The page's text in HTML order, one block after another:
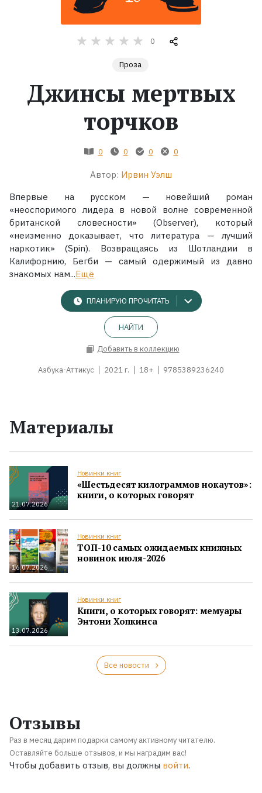
Экранизации
0
Проза
Джинсы мертвых
торчков
0 0 0 0
Автор: Ирвин Уэлш
Впервые на русском — новейший роман
«неоспоримого лидера в новой волне современной
британской словесности» (Observer), который
«неизменно доказывает, что литература — лучший
наркотик» (Spin). Возвращаясь из Шотландии в
Калифорнию, Бегби — самый одержимый из давно
знакомых нам...Ещё
ПЛАНИРУЮ ПРОЧИТАТЬ
НАЙТИ
Добавить в коллекцию
Азбука-Аттикус 2021 г. 18+ 9785389236240
Материалы
21.07.2026
Новинки книг
«Шестьдесят килограммов нокаутов»:
книги, о которых говорят
16.07.2026
Новинки книг
ТОП-10 самых ожидаемых книжных
новинок июля-2026
13.07.2026
Новинки книг
Книги, о которых говорят: мемуары
Энтони Хопкинса
Все новости
Отзывы
Раз в месяц дарим подарки самому активному читателю.
Оставляйте больше отзывов, и мы наградим вас!
Чтобы добавить отзыв, вы должны войти.